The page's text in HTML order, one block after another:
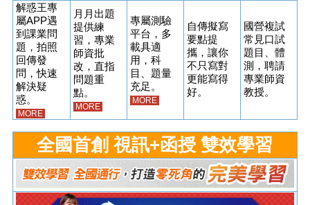
解惑王專
屬APP遇
到課業問
題，拍照
回傳發
問，快速
解決疑
惑。
MORE
月月出題
提供練
習，專業
師資批
改，直指
問題重
點。
MORE
專屬測驗
平台，多
載具適
用，科
目、題量
充足。
MORE
自傳擬寫
要點提
攜，讓你
不只寫對
更能寫得
好。
國營複試
常見口試
題目、體
測，聘請
專業師資
教授。
全國首創 視訊+函授 雙效學習